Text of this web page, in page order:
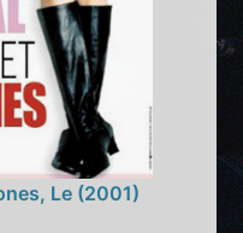
Le (2001)